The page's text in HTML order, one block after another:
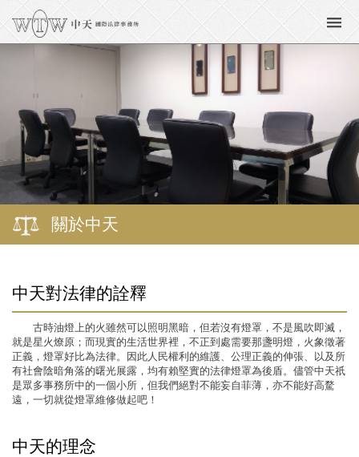
關於中天
中天對法律的詮釋
古時油燈上的火雖然可以照明黑暗，但若沒有燈罩，不是風吹即滅，
就是星火燎原；而現實的生活世界裡，不正到處需要那盞明燈，火象徵著
正義，燈罩好比為法律。因此人民權利的維護、公理正義的伸張、以及所
有社會陰暗角落的曙光展露，均有賴堅實的法律燈罩為後盾。儘管中天祇
是眾多事務所中的一個小所，但我們絕對不能妄自菲薄，亦不能好高騖
遠，一切就從燈罩維修做起吧！
中天的理念